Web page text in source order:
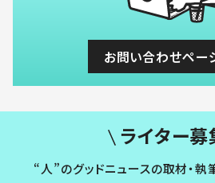
お問い合わせペー
ライター募
“人”のグッドニュースの取材・執